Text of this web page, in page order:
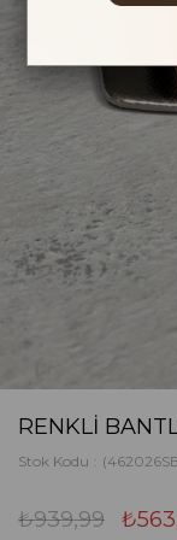
RENKLI
Stok Kodu
₺939,99